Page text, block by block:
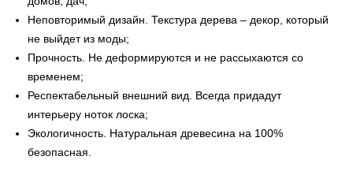
Неповторимый дизайн. Текстура дерева – декор, который
не выйдет из моды;
Прочность. Не деформируются и не рассыхаются со
временем;
Респектабельный внешний вид. Всегда придадут
интерьеру ноток лоска;
Экологичность. Натуральная древесина на 100%
безопасная.